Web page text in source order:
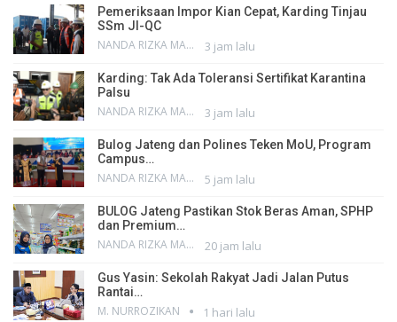
Pemeriksaan Impor Kian Cepat, Karding Tinjau
SSm JI-QC
NANDA RIZKA MAHENDRA 3 jam lalu
Karding: Tak Ada Toleransi Sertifikat Karantina
Palsu
NANDA RIZKA MAHENDRA 3 jam lalu
Bulog Jateng dan Polines Teken MoU, Program
Campus…
NANDA RIZKA MAHENDRA 5 jam lalu
BULOG Jateng Pastikan Stok Beras Aman, SPHP
dan Premium…
NANDA RIZKA MAHENDRA 20 jam lalu
Gus Yasin: Sekolah Rakyat Jadi Jalan Putus
Rantai…
M. NURROZIKAN 1 hari lalu